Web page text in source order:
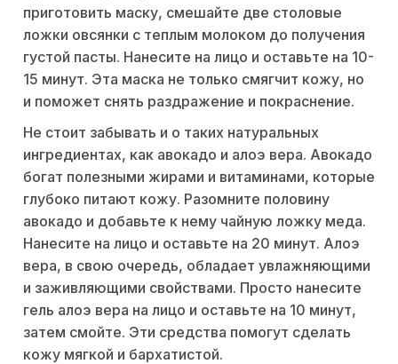
приготовить маску, смешайте две столовые
ложки овсянки с теплым молоком до получения
густой пасты. Нанесите на лицо и оставьте на 10-
15 минут. Эта маска не только смягчит кожу, но
и поможет снять раздражение и покраснение.
Не стоит забывать и о таких натуральных
ингредиентах, как авокадо и алоэ вера. Авокадо
богат полезными жирами и витаминами, которые
глубоко питают кожу. Разомните половину
авокадо и добавьте к нему чайную ложку меда.
Нанесите на лицо и оставьте на 20 минут. Алоэ
вера, в свою очередь, обладает увлажняющими
и заживляющими свойствами. Просто нанесите
гель алоэ вера на лицо и оставьте на 10 минут,
затем смойте. Эти средства помогут сделать
кожу мягкой и бархатистой.